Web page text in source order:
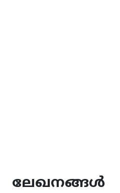
ലേഖനങ്ങൾ